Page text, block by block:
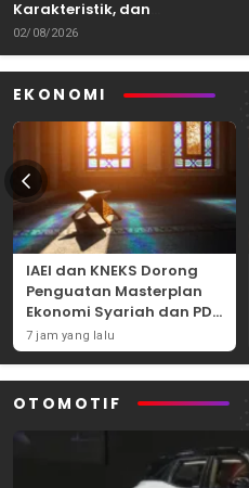
Karakteristik, dan
Tantangannya
02/08/2026
EKONOMI
IAEI dan KNEKS Dorong
Penguatan Masterplan
Ekonomi Syariah dan PDB
Syariah Indonesia
7 jam yang lalu
OTOMOTIF